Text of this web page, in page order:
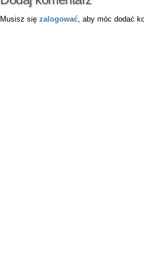
Musisz się zalogować, aby móc dodać